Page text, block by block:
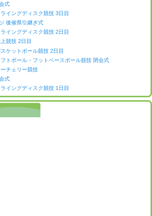
式
イングディスク競技 3日目
後催県引継ぎ式
イングディスク競技 2日目
競技 2日目
ケットボール競技 2日目
トボール・フットベースボール競技 閉会式
チェリー競技
式
イングディスク競技 1日目